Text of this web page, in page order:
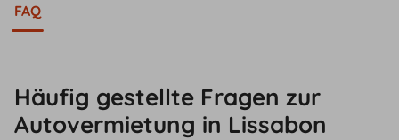
FAQ
Häufig gestellte Fragen zur
Autovermietung in Lissabon